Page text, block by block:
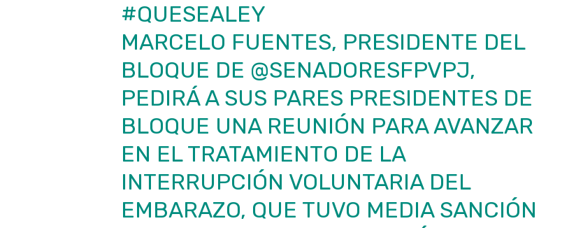
#QUESEALEY
MARCELO FUENTES, PRESIDENTE DEL
BLOQUE DE @SENADORESFPVPJ,
PEDIRÁ A SUS PARES PRESIDENTES DE
BLOQUE UNA REUNIÓN PARA AVANZAR
EN EL TRATAMIENTO DE LA
INTERRUPCIÓN VOLUNTARIA DEL
EMBARAZO, QUE TUVO MEDIA SANCIÓN